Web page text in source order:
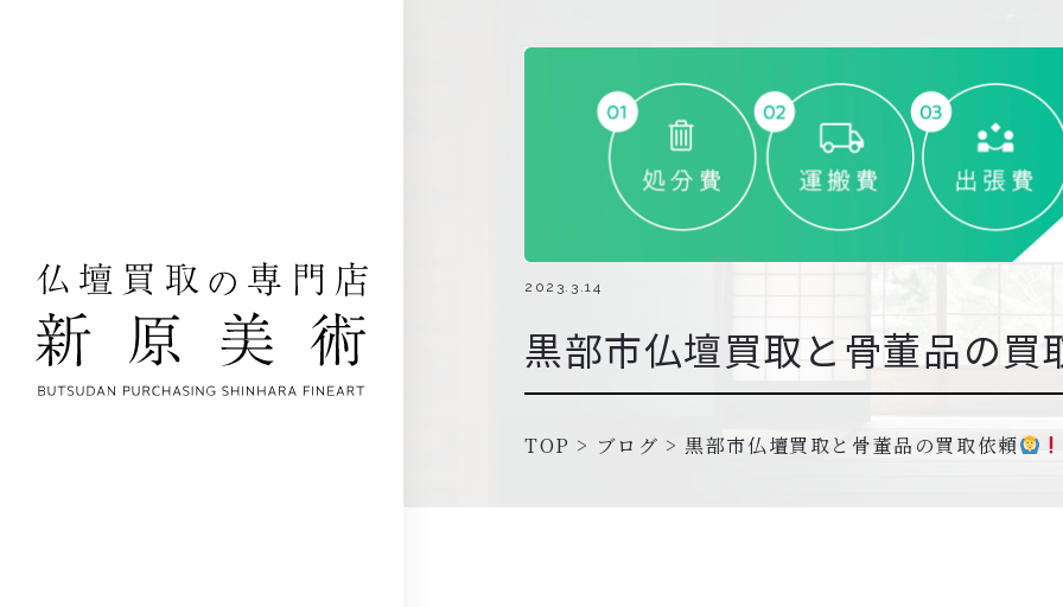
2023.3.14
黒部市仏壇買取と骨董品の買
TOP > ブログ >黒部市仏壇買取と骨董品の買取依頼